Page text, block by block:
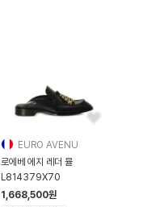
EURO AVENU
로에베 에지 레더 뮬
L814379X70
1,668,500원